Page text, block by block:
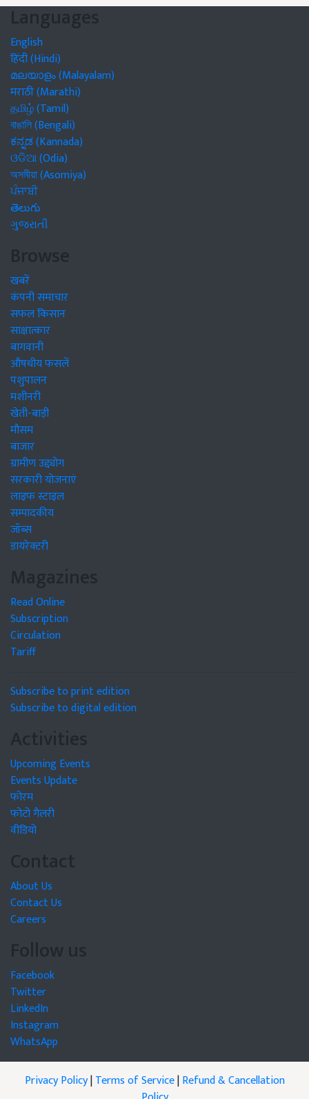
Languages
English
हिंदी (Hindi)
മലയാളം (Malayalam)
मराठी (Marathi)
தமிழ் (Tamil)
বাঙালি (Bengali)
ಕನ್ನಡ (Kannada)
ଓଡିଆ (Odia)
অসমীয়া (Asomiya)
ਪੰਜਾਬੀ
తెలుగు
ગુજરાતી
Browse
खबरें
कंपनी समाचार
सफल किसान
साक्षात्कार
बागवानी
औषधीय फसलें
पशुपालन
मशीनरी
खेती-बाड़ी
मौसम
बाजार
ग्रामीण उद्द्योग
सरकारी योजनाएं
लाइफ स्टाइल
सम्पादकीय
जॉब्स
डायरेक्टरी
Magazines
Read Online
Subscription
Circulation
Tariff
Subscribe to print edition
Subscribe to digital edition
Activities
Upcoming Events
Events Update
फोरम
फोटो गैलरी
वीडियो
Contact
About Us
Contact Us
Careers
Follow us
Facebook
Twitter
LinkedIn
Instagram
WhatsApp
Privacy Policy|Terms of Service|Refund & Cancellation